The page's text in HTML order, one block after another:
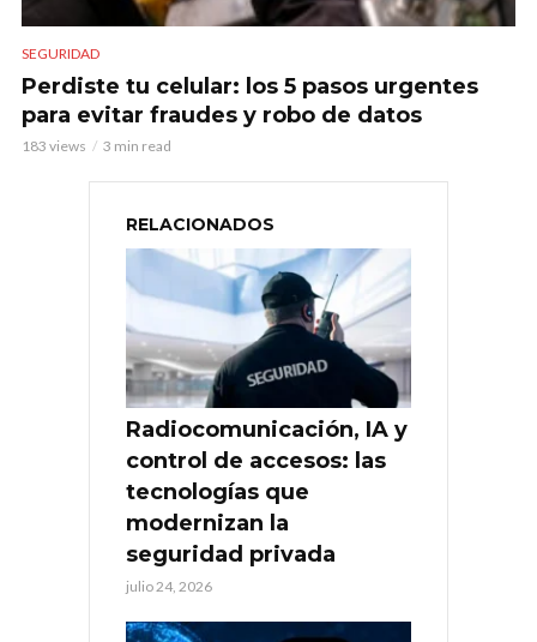
SEGURIDAD
Perdiste tu celular: los 5 pasos urgentes
para evitar fraudes y robo de datos
183 views 3 min read
RELACIONADOS
Radiocomunicación, IA y
control de accesos: las
tecnologías que
modernizan la
seguridad privada
julio 24, 2026